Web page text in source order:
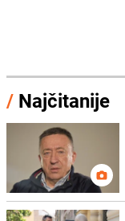
/ Najčitanije